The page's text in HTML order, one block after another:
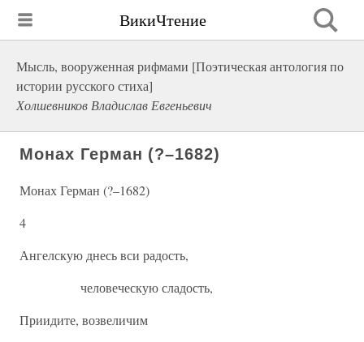
ВикиЧтение
Мысль, вооруженная рифмами [Поэтическая антология по
истории русского стиха]
Холшевников Владислав Евгеньевич
Монах Герман (?–1682)
Монах Герман (?–1682)
4
Ангелскую днесь вси радость,
человеческую сладость,
Приидите, возвеличим